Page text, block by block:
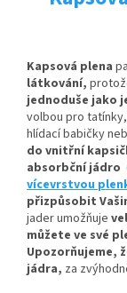
Kapsová plena
látkování,
jednoduše jako
volbou pro
hlídací babičky
do vnitřní
absorbčníjádro
vícevrstvou
přizpůsobit
jader umožňuje
můžete ve své
Upozorňujeme,
jádra, za